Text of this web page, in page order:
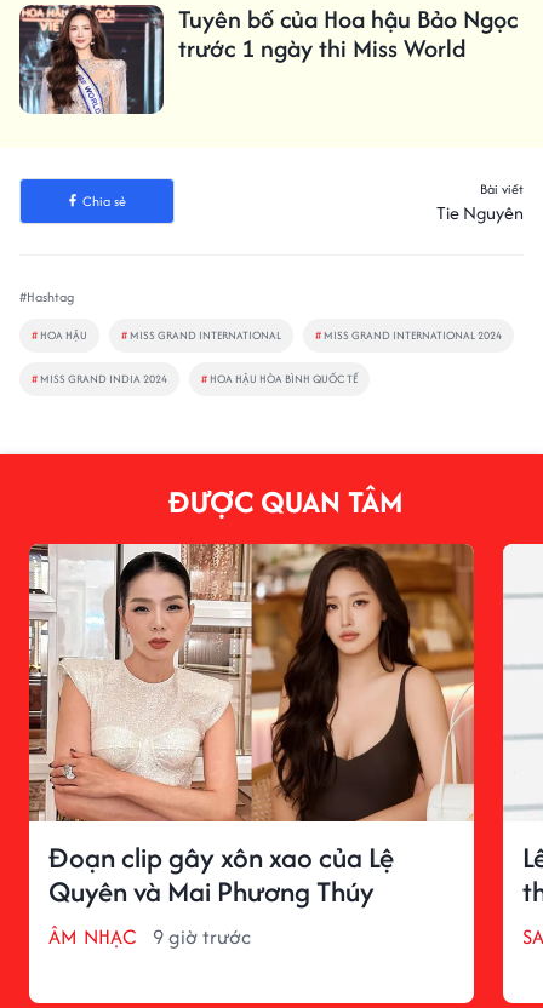
Tuyên bố của Hoa hậu Bảo Ngọc
trước 1 ngày thi Miss World
Chia sẻ
Bài viết
Tie Nguyên
#Hashtag
# HOA HẬU # MISS GRAND INTERNATIONAL # MISS GRAND INTERNATIONAL 2024
# MISS GRAND INDIA 2024 # HOA HẬU HÒA BÌNH QUỐC TẾ
ĐƯỢC QUAN TÂM
Đoạn clip gây xôn xao của Lệ
Quyên và Mai Phương Thúy
ÂM NHẠC 9 giờ trước